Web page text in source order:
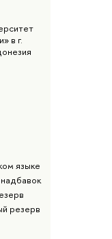
в г.
языке
резерв